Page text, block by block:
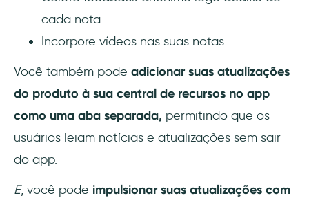
cada nota.
Incorpore vídeos nas suas notas.
Você também pode adicionar suas atualizações
do produto à sua central de recursos no app
como uma aba separada, permitindo que os
usuários leiam notícias e atualizações sem sair
do app.
E, você pode impulsionar suas atualizações com